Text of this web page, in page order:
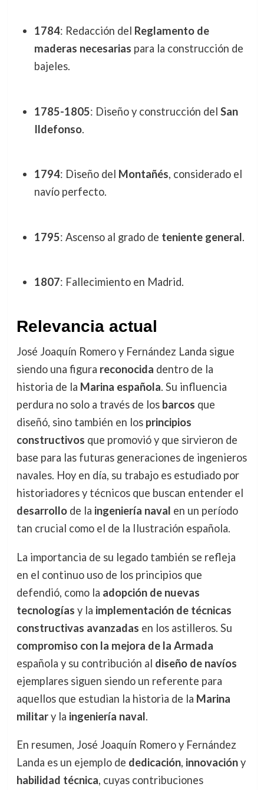
1784: Redacción del Reglamento de
maderas necesarias para la construcción de
bajeles.
1785-1805: Diseño y construcción del San
Ildefonso.
1794: Diseño del Montañés, considerado el
navío perfecto.
1795: Ascenso al grado de teniente general.
1807: Fallecimiento en Madrid.
Relevancia actual
José Joaquín Romero y Fernández Landa sigue
siendo una figura reconocida dentro de la
historia de la Marina española. Su influencia
perdura no solo a través de los barcos que
diseñó, sino también en los principios
constructivos que promovió y que sirvieron de
base para las futuras generaciones de ingenieros
navales. Hoy en día, su trabajo es estudiado por
historiadores y técnicos que buscan entender el
desarrollode la ingeniería naval en un período
tan crucial como el de la Ilustración española.
La importancia de su legado también se refleja
en el continuo uso de los principios que
defendió, como la adopción de nuevas
tecnologías y la implementación de técnicas
constructivas avanzadas en los astilleros. Su
compromiso con la mejora de la Armada
española y su contribución al diseño de navíos
ejemplares siguen siendo un referente para
aquellos que estudian la historia de la Marina
military la ingeniería naval.
En resumen, José Joaquín Romero y Fernández
Landa es un ejemplo de dedicación, innovacióny
habilidad técnica, cuyas contribuciones